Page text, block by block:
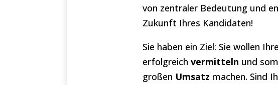
von zentraler Bedeutung und
Zukunft Ihres Kandidaten!
Sie haben ein Ziel: Sie wollen
erfolgreichvermitteln und
großen Umsatz machen. Sind